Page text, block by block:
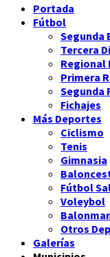
Portada
Fútbol
Segunda
Tercera
Regional
Primera
Segunda
Fichajes
Más Deportes
Ciclismo
Tenis
Gimnasia
Fútbol
Voleybol
Otros
Galerías